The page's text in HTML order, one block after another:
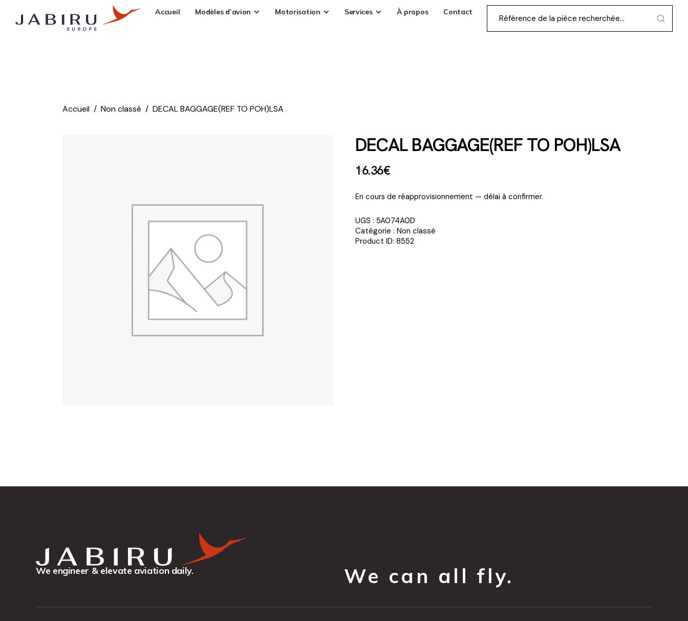
Accueil Modèles d’avion Motorisation Services À propos Contact
Accueil Non classé DECAL BAGGAGE(REF TO POH)LSA
DECAL BAGGAGE(REF TO POH)LSA
16.36€
En cours de réapprovisionnement — délai à confirmer.
UGS : 5A074A0D
Catégorie : Non classé
Product ID: 8552
We engineer & elevate aviation daily. We can all fly.